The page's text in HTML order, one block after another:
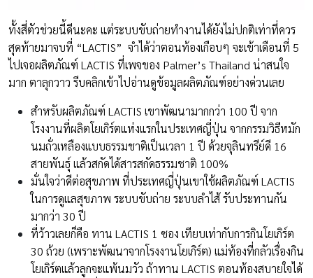
ทั้งสี่ตัวช่วยนี้ดีนะคะ แต่ระบบขับถ่ายทำงานได้ยังไม่ปกติเท่าที่ควร
สุดท้ายมาจบที่ “LACTIS” จำได้ว่าตอนท้องเกือบๆ จะเข้าเดือนที่ 5
ไปเจอผลิตภัณฑ์ LACTIS ที่เพจของ Palmer’s Thailand น่าสนใจ
มาก ตาลุกวาว รีบคลิกเข้าไปอ่านดูข้อมูลผลิตภัณฑ์อย่างด่วนเลย
สำหรับผลิตภัณฑ์ LACTIS เขาพัฒนามากกว่า 100 ปี จาก
โรงงานที่ผลิตโยเกิร์ตแห่งแรกในประเทศญี่ปุ่น จากกรรมวิธีหมัก
นมถั่วเหลืองแบบธรรมชาติเป็นเวลา 1 ปี ด้วยจุลินทรีย์ดี 16
สายพันธุ์ แล้วสกัดได้สารสกัดธรรมชาติ 100%
มั่นใจว่าดีต่อสุขภาพ ที่ประเทศญี่ปุ่นเขาใช้ผลิตภัณฑ์ LACTIS
ในการดูแลสุขภาพ ระบบขับถ่าย ระบบลำไส้ รับประทานกัน
มากว่า 30 ปี
ที่ว้าวเลยก็คือ ทาน LACTIS 1 ซอง เทียบเท่ากับการกินโยเกิร์ต
30 ถ้วย (เพราะพัฒนาจากโรงงานโยเกิร์ต) แม่ท้องที่กลัวเรื่องกิน
โยเกิร์ตแล้วลูกจะแพ้นมวัว ถ้าทาน LACTIS ตอนท้องสบายใจได้